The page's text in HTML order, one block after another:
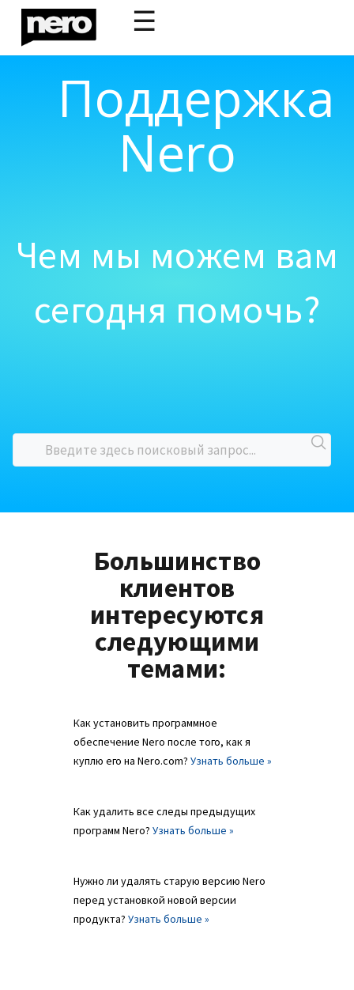
☰
Поддержка
Nero
Чем мы можем вам
сегодня помочь?
Большинство
клиентов
интересуются
следующими
темами:
Как установить программное
обеспечение Nero после того, как я
куплю его на Nero.com? Узнать больше »
Как удалить все следы предыдущих
программ Nero? Узнать больше »
Нужно ли удалять старую версию Nero
перед установкой новой версии
продукта? Узнать больше »